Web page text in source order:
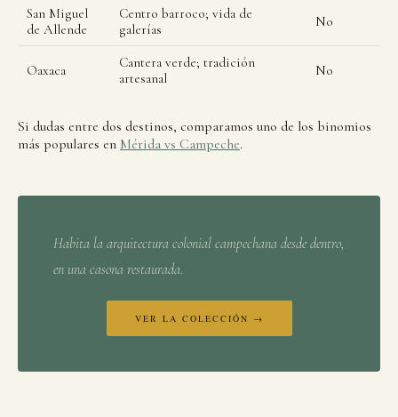
San Miguel
de Allende
Centro barroco; vida de
galerías
No
Oaxaca
Cantera verde; tradición
artesanal
No
Si dudas entre dos destinos, comparamos uno de los binomios
más populares en Mérida vs Campeche.
Habita la arquitectura colonial campechana desde dentro,
en una casona restaurada.
VER LA COLECCIÓN →